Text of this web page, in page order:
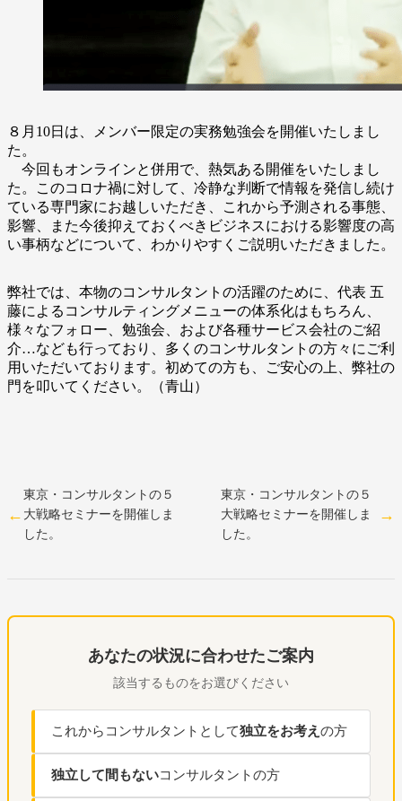
８月10日は、メンバー限定の実務勉強会を開催いたしまし
た。
今回もオンラインと併用で、熱気ある開催をいたしまし
た。このコロナ禍に対して、冷静な判断で情報を発信し続け
ている専門家にお越しいただき、これから予測される事態、
影響、また今後抑えておくべきビジネスにおける影響度の高
い事柄などについて、わかりやすくご説明いただきました。
弊社では、本物のコンサルタントの活躍のために、代表 五
藤によるコンサルティングメニューの体系化はもちろん、
様々なフォロー、勉強会、および各種サービス会社のご紹
介…なども行っており、多くのコンサルタントの方々にご利
用いただいております。初めての方も、ご安心の上、弊社の
門を叩いてください。（青山）
あなたの状況に合わせたご案内
該当するものをお選びください
これからコンサルタントとして独立をお考え の方
独立して間もないコンサルタントの方
東京・コンサルタントの５
大戦略セミナーを開催しま
した。
東京・コンサルタントの５
大戦略セミナーを開催しま
した。